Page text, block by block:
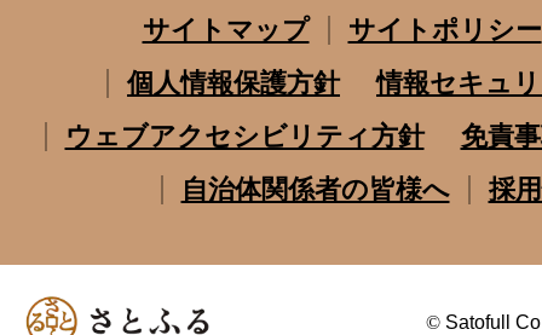
サイトマップ
サイトポリシー
個人情報保護方針
情報セキュ
ウェブアクセシビリティ方針
免責
自治体関係者の皆様へ
採
© Satofull